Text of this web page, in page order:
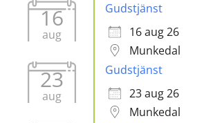
16
aug
Gudstjänst
16 aug 26
Munkedal
23
aug
Gudstjänst
23 aug 26
Munkedal